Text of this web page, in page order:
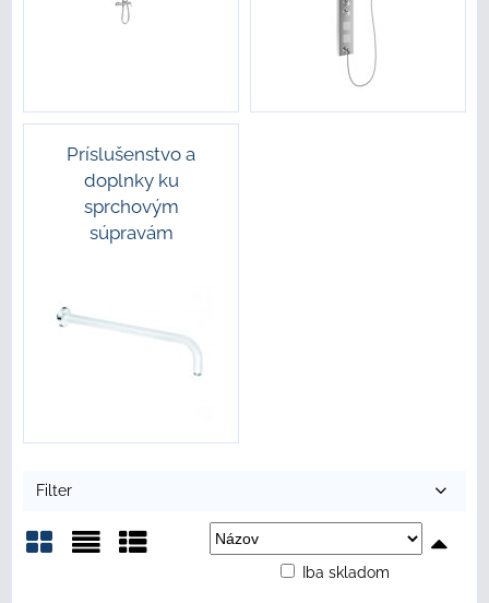
Príslušenstvo a
doplnky ku
sprchovým
súpravám
Filter
Iba skladom